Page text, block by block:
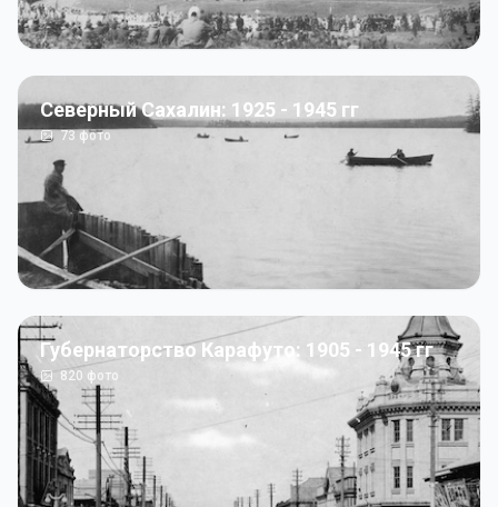
Северный Сахалин: 1925 - 1945 гг
73фото
Губернаторство Карафуто: 1905 - 1945 гг
820 фото